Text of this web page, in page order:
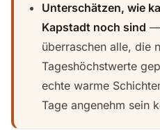
Unterschätzen, wie
Kapstadt noch sind —
überraschen alle, die
Tageshöchstwerte
echte warme
Tage angenehm sein